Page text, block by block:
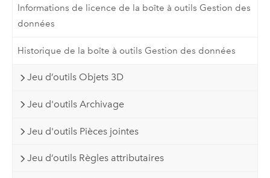
Informations de licence de la boîte à outils Gestion des
données
Historique de la boîte à outils Gestion des données
Jeu d’outils Objets 3D
Jeu d'outils Archivage
Jeu d'outils Pièces jointes
Jeu d’outils Règles attributaires